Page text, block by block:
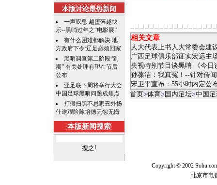
本版讨论最热新闻
一声叹息 越堕落越快
乐--黑哨过年之“电影展”
有什么困难都解决 地
方政府下令:辽足必须回家
黑哨调查第二阶段“到
期” 有关处理有望在节后
公布
亚足联下周将举行大会
中国足球黑哨问题成焦点
打假扫黑不忌家丑外扬
仕途艰险陈培德无怨无悔
本版新闻搜索
相关文章
人大代表上书人大常委会建
广西足球俱乐部证实宏远主
央视特别节目谈黑哨 《今日
孙葆洁：我真冤！--针对传
宋卫平宣布：55小时内定公
首页>体育> 国内足坛>中国
Copyright © 2002
北京市电